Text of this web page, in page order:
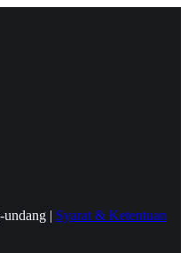
| Syarat & Ketentuan